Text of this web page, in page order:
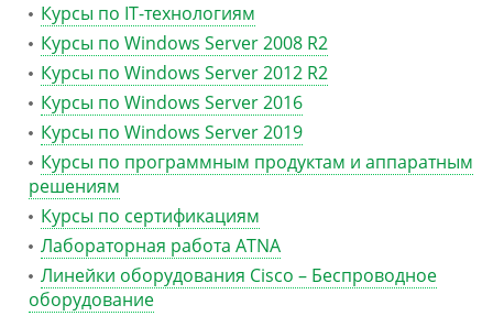
Курсы по IT-технологиям
Курсы по Windows Server 2008 R2
Курсы по Windows Server 2012 R2
Курсы по Windows Server 2016
Курсы по Windows Server 2019
Курсы по программным продуктам и аппаратным
решениям
Курсы по сертификациям
Лабораторная работа ATNA
Линейки оборудования Cisco – Беспроводное
оборудование